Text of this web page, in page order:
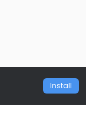
Install